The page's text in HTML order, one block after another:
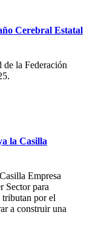
Cerebral Estatal
la Federación
la Casilla
Empresa
Sector para
tributan por el
a construir una